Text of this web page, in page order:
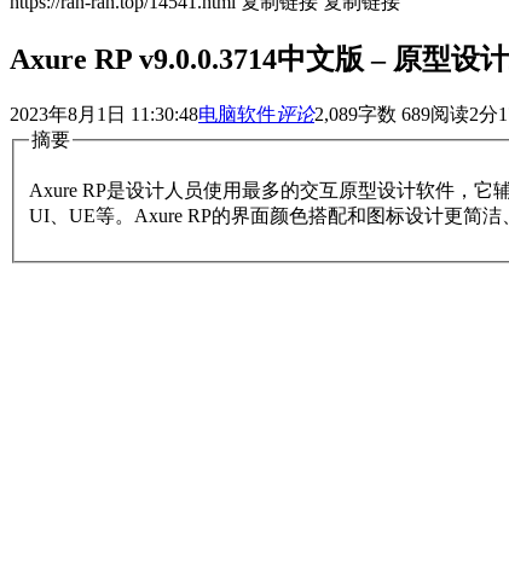
Axure RP v9.0.0.3714中文版 – 原型设
2023年8月1日 11:30:48电脑软件评论2,089字数 689阅读2分
摘要
Axure RP是设计人员使用最多的交互原型设计软件，
UI、UE等。Axure RP的界面颜色搭配和图标设计更简洁